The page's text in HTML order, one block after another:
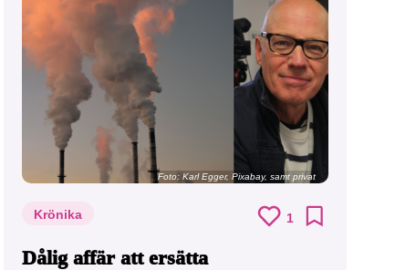
Foto: Karl Egger, Pixabay, samt privat
Krönika 1
Dålig affär att ersätta